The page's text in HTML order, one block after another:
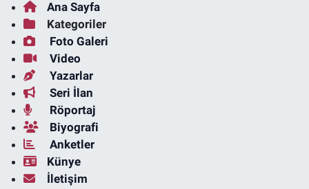
Ana Sayfa
Kategoriler
Foto Galeri
Video
Yazarlar
Seri İlan
Röportaj
Biyografi
Anketler
Künye
İletişim